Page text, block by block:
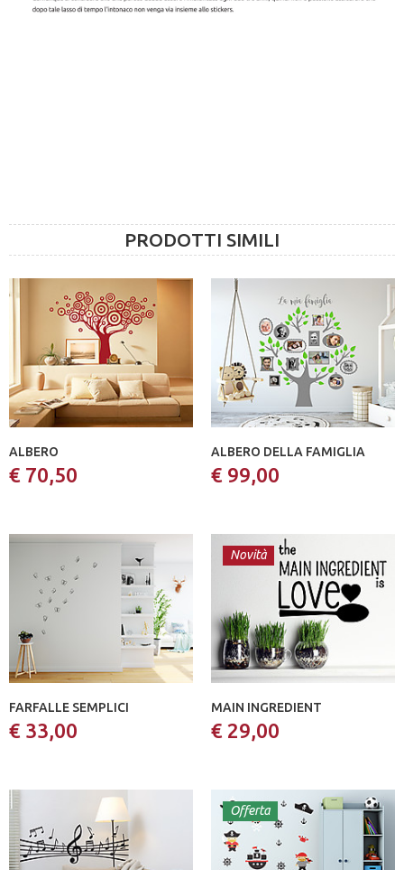
PRODOTTI SIMILI
ALBERO
€ 70,50
ALBERO DELLA FAMIGLIA
€ 99,00
FARFALLE SEMPLICI
€ 33,00
Novità
MAIN INGREDIENT
€ 29,00
Offerta